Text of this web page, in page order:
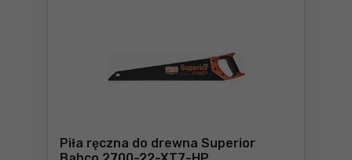
Piła ręczna do drewna Superior